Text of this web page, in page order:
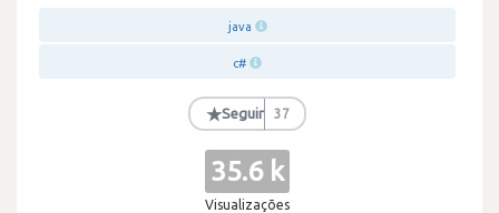
java
c#
★Seguir 37
35.6 k
Visualizações